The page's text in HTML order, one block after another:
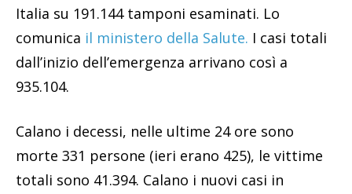
Italia su 191.144 tamponi esaminati. Lo
comunica il ministero della Salute. I casi totali
dall’inizio dell’emergenza arrivano così a
935.104.
Calano i decessi, nelle ultime 24 ore sono
morte 331 persone (ieri erano 425), le vittime
totali sono 41.394. Calano i nuovi casi in